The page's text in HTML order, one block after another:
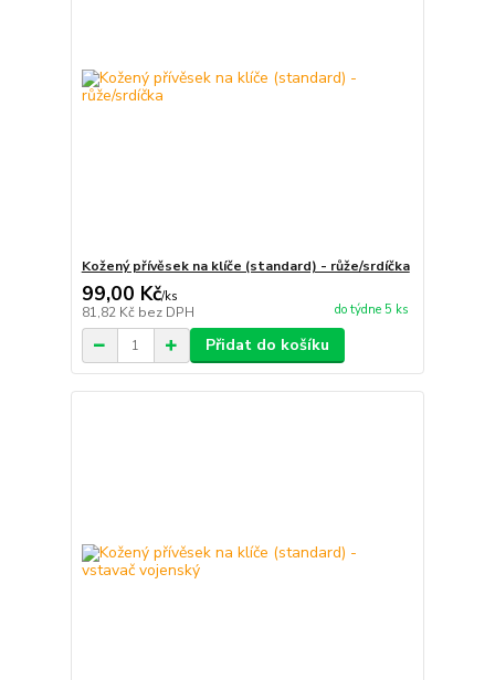
Kožený přívěsek na klíče (standard) - růže/srdíčka
99,00 Kč/ks
81,82 Kč bez DPH do týdne 5 ks
Přidat do košíku